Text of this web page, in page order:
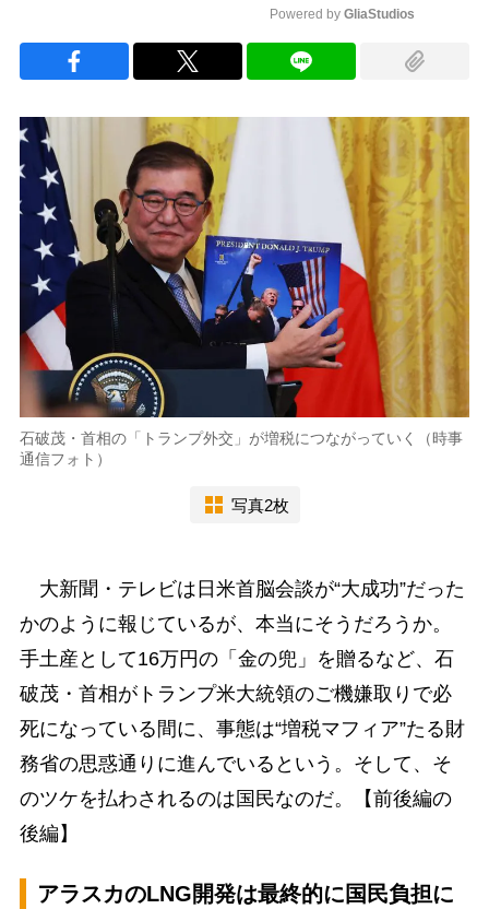
Powered by GliaStudios
石破茂・首相の「トランプ外交」が増税につながっていく（時事
通信フォト）
写真2枚
大新聞・テレビは日米首脳会談が“大成功”だった
かのように報じているが、本当にそうだろうか。
手土産として16万円の「金の兜」を贈るなど、石
破茂・首相がトランプ米大統領のご機嫌取りで必
死になっている間に、事態は“増税マフィア”たる財
務省の思惑通りに進んでいるという。そして、そ
のツケを払わされるのは国民なのだ。【前後編の
後編】
アラスカのLNG開発は最終的に国民負担に